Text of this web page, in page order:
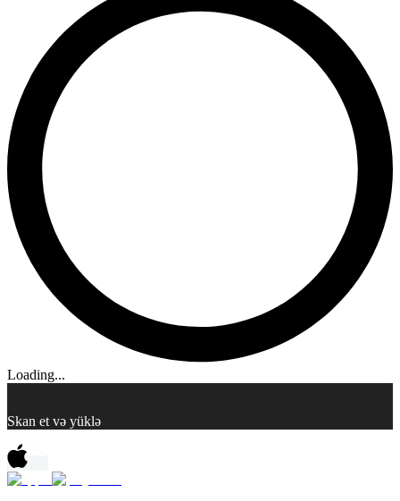
Loading...
Skan et və yüklə